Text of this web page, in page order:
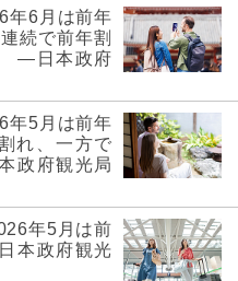
年6月は前年
続で前年割
―日本政府
年5月は前年
れ、一方で
政府観光局
年5月は前
本政府観光